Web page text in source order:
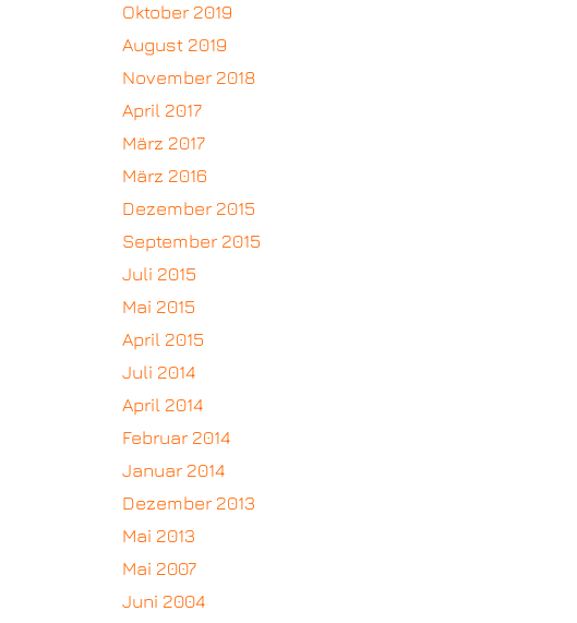
Oktober 2019
August 2019
November 2018
April 2017
März 2017
März 2016
Dezember 2015
September 2015
Juli 2015
Mai 2015
April 2015
Juli 2014
April 2014
Februar 2014
Januar 2014
Dezember 2013
Mai 2013
Mai 2007
Juni 2004